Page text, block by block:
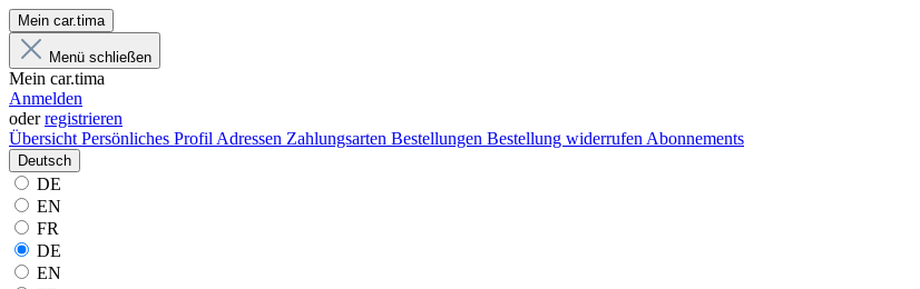
Mein car.tima
Menü schließen
Mein car.tima
Anmelden
oderregistrieren
Übersicht Persönliches Profil Adressen Zahlungsarten Bestellungen Bestellung widerrufen Abonnements
Deutsch
DE
EN
FR
DE
EN